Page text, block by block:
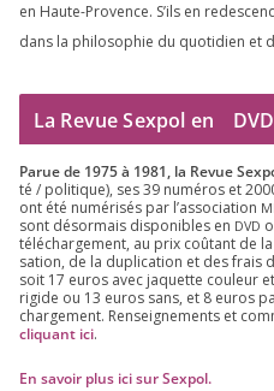
en Haute-Provence. S’ils en
dans la phi­lo­so­phie du quo­ti­dien et
La Revue Sexpol en DVD
Parue de 1975à 1981, la Revue
té /​ poli­tique), ses39 numé­ros et
ont été numé­ri­sés par l’as­so­cia­tion
sont désor­mais dis­po­nibles en DVD
télé­char­ge­ment, au prix coû­tant de
sa­tion, de la dupli­ca­tion et des frais
soit 17 euros avec jaquette cou­leur
rigide ou 13 euros sans, et 8 euros
char­ge­ment. Ren­sei­gne­ments et
cli­quant ici.
En savoir plus ici sur Sexpol.